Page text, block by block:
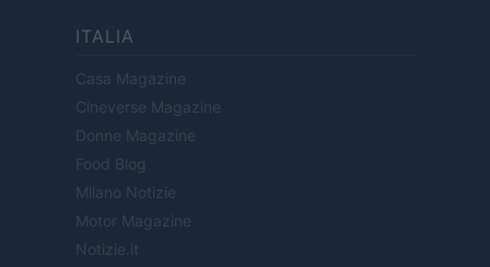
ITALIA
Casa Magazine
Cineverse Magazine
Donne Magazine
Food Blog
Milano Notizie
Motor Magazine
Notizie.it